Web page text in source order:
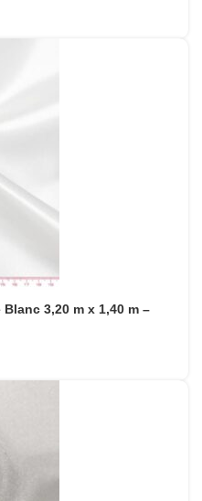
3,20 m x 1,40 m –